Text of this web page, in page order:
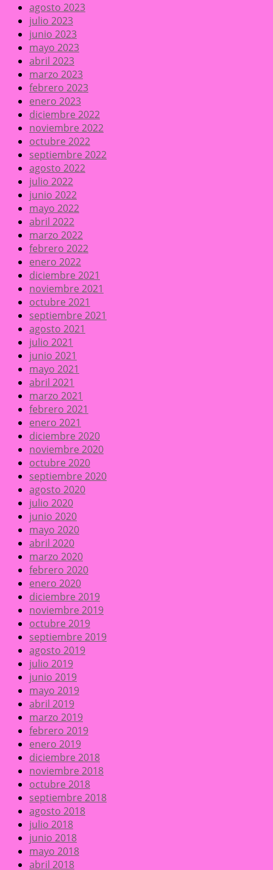
agosto 2023
julio 2023
junio 2023
mayo 2023
abril 2023
marzo 2023
febrero 2023
enero 2023
diciembre 2022
noviembre 2022
octubre 2022
septiembre 2022
agosto 2022
julio 2022
junio 2022
mayo 2022
abril 2022
marzo 2022
febrero 2022
enero 2022
diciembre 2021
noviembre 2021
octubre 2021
septiembre 2021
agosto 2021
julio 2021
junio 2021
mayo 2021
abril 2021
marzo 2021
febrero 2021
enero 2021
diciembre 2020
noviembre 2020
octubre 2020
septiembre 2020
agosto 2020
julio 2020
junio 2020
mayo 2020
abril 2020
marzo 2020
febrero 2020
enero 2020
diciembre 2019
noviembre 2019
octubre 2019
septiembre 2019
agosto 2019
julio 2019
junio 2019
mayo 2019
abril 2019
marzo 2019
febrero 2019
enero 2019
diciembre 2018
noviembre 2018
octubre 2018
septiembre 2018
agosto 2018
julio 2018
junio 2018
mayo 2018
abril 2018